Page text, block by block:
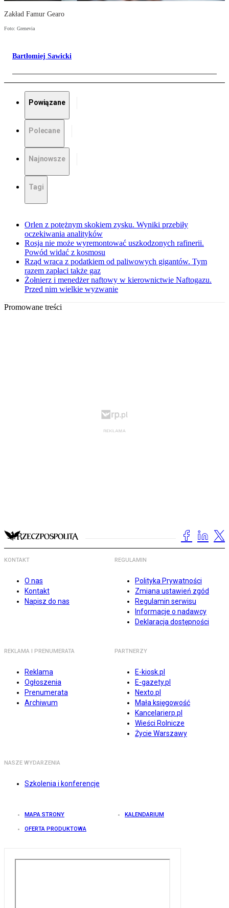
Zakład Famur Gearo
Foto: Grenevia
Bartłomiej Sawicki
Powiązane
Polecane
Najnowsze
Tagi
Orlen z potężnym skokiem zysku. Wyniki przebiły
oczekiwania analityków
Rosja nie może wyremontować uszkodzonych rafinerii.
Powód widać z kosmosu
Rząd wraca z podatkiem od paliwowych gigantów. Tym
razem zapłaci także gaz
Żołnierz i menedżer naftowy w kierownictwie Naftogazu.
Przed nim wielkie wyzwanie
Promowane treści
KONTAKT
O nas
Kontakt
Napisz do nas
REGULAMIN
Polityka Prywatności
Zmiana ustawień zgód
Regulamin serwisu
Informacje o nadawcy
Deklaracja dostępności
REKLAMA I PRENUMERATA
Reklama
Ogłoszenia
Prenumerata
Archiwum
PARTNERZY
E-kiosk.pl
E-gazety.pl
Nexto.pl
Mała księgowość
Kancelarierp.pl
Wieści Rolnicze
Życie Warszawy
NASZE WYDARZENIA
Szkolenia i konferencje
MAPA STRONY KALENDARIUM
OFERTA PRODUKTOWA